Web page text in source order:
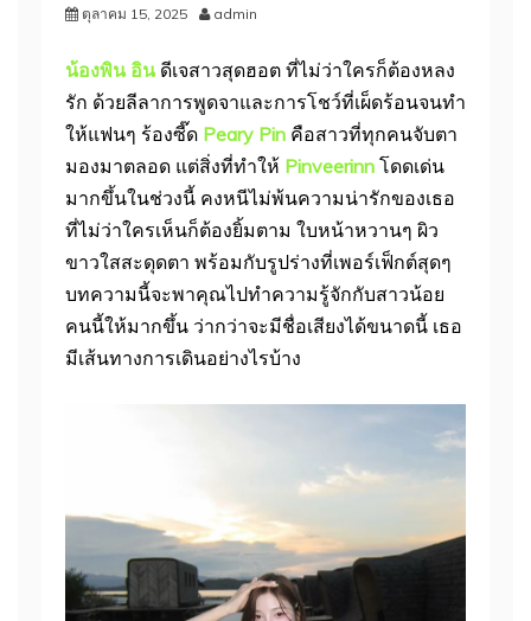
ตุลาคม 15, 2025 admin
น้องพิน อิน ดีเจสาวสุดฮอต ที่ไม่ว่าใครก็ต้องหลง
รัก ด้วยลีลาการพูดจาและการโชว์ที่เผ็ดร้อนจนทำ
ให้แฟนๆ ร้องซี๊ด Peary Pin คือสาวที่ทุกคนจับตา
มองมาตลอด แต่สิ่งที่ทำให้ Pinveerinn โดดเด่น
มากขึ้นในช่วงนี้ คงหนีไม่พ้นความน่ารักของเธอ
ที่ไม่ว่าใครเห็นก็ต้องยิ้มตาม ใบหน้าหวานๆ ผิว
ขาวใสสะดุดตา พร้อมกับรูปร่างที่เพอร์เฟ็กต์สุดๆ
บทความนี้จะพาคุณไปทำความรู้จักกับสาวน้อย
คนนี้ให้มากขึ้น ว่ากว่าจะมีชื่อเสียงได้ขนาดนี้ เธอ
มีเส้นทางการเดินอย่างไรบ้าง